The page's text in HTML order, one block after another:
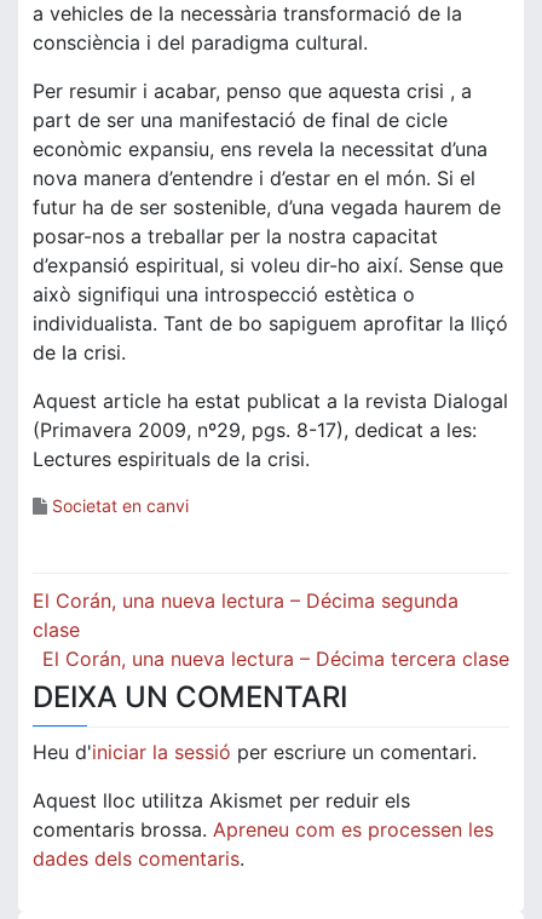
a vehicles de la necessària transformació de la
consciència i del paradigma cultural.
Per resumir i acabar, penso que aquesta crisi , a
part de ser una manifestació de final de cicle
econòmic expansiu, ens revela la necessitat d’una
nova manera d’entendre i d’estar en el món. Si el
futur ha de ser sostenible, d’una vegada haurem de
posar-nos a treballar per la nostra capacitat
d’expansió espiritual, si voleu dir-ho així. Sense que
això signifiqui una introspecció estètica o
individualista. Tant de bo sapiguem aprofitar la lliçó
de la crisi.
Aquest article ha estat publicat a la revista Dialogal
(Primavera 2009, nº29, pgs. 8-17), dedicat a les:
Lectures espirituals de la crisi.
Societat en canvi
Navegació
d'entrades
El Corán, una nueva lectura – Décima segunda
clase
El Corán, una nueva lectura – Décima tercera clase
DEIXA UN COMENTARI
Heu d'iniciar la sessió per escriure un comentari.
Aquest lloc utilitza Akismet per reduir els
comentaris brossa. Apreneu com es processen les
dades dels comentaris.